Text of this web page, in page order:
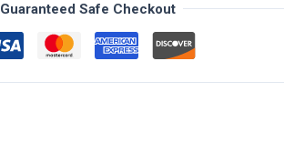
Guaranteed Safe Checkout